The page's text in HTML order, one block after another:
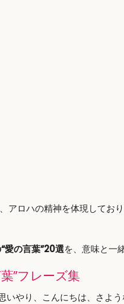
アロハの精神を体現してお
愛の言葉”20選を、意味と一
”フレーズ集
いやり、こんにちは、さよ